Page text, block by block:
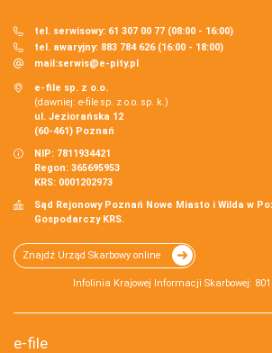
tel. serwisowy: 61 307 00 77 (08:00 - 16:00)
tel. awaryjny: 883 784 626 (16:00 - 18:00)
mail:serwis@e-pity.pl
e-file sp. z o.o.
(dawniej: e-file sp. z o.o. sp. k.)
ul. Jeziorańska 12
(60-461) Poznań
NIP: 7811934421
Regon: 365695953
KRS: 0001202973
Sąd Rejonowy Poznań Nowe Miasto i Wilda w
Gospodarczy KRS.
Znajdź Urząd Skarbowy online
Infolinia Krajowej Informacji Skarbowej: 801
e-file